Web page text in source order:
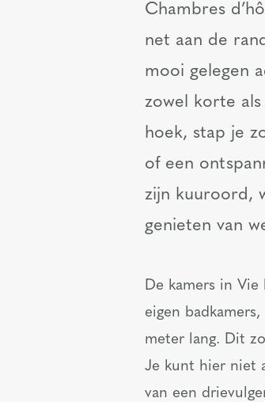
Chambres
net aan de
mooi gelegen
zowel korte
hoek, stap je
of een
zijn kuuroord,
genieten van
De kamers in
eigen
meter lang. Dit
Je kunt hier niet
van een